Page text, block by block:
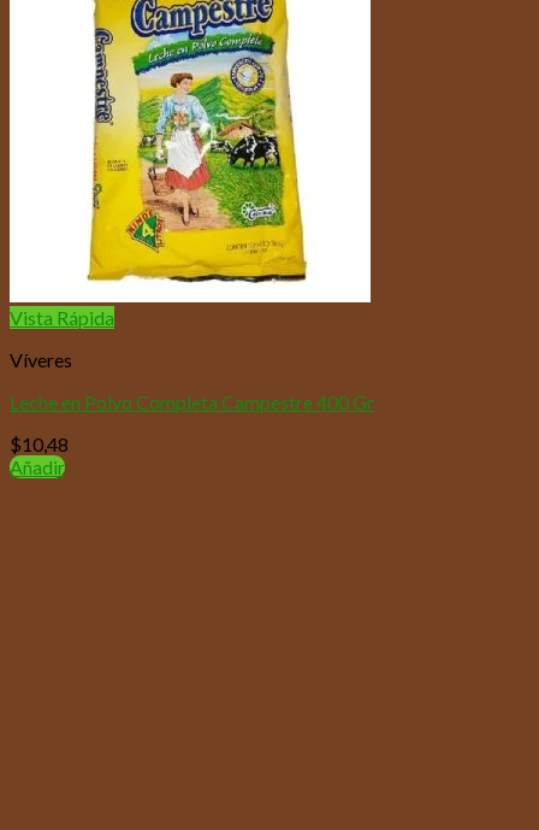
Vista Rápida
Víveres
Leche en Polvo Completa Campestre 400 Gr
$10,48
Añadir